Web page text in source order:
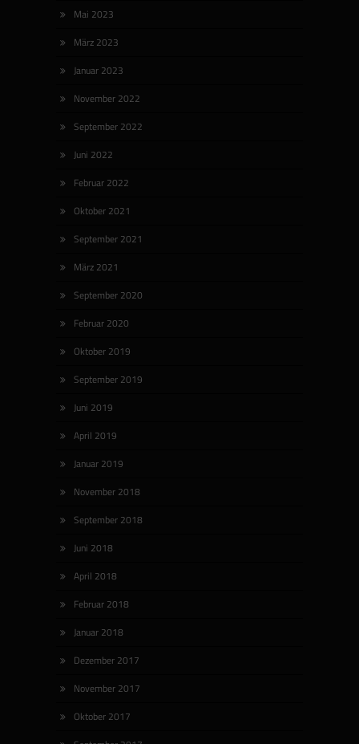
Mai 2023
März 2023
Januar 2023
November 2022
September 2022
Juni 2022
Februar 2022
Oktober 2021
September 2021
März 2021
September 2020
Februar 2020
Oktober 2019
September 2019
Juni 2019
April 2019
Januar 2019
November 2018
September 2018
Juni 2018
April 2018
Februar 2018
Januar 2018
Dezember 2017
November 2017
Oktober 2017